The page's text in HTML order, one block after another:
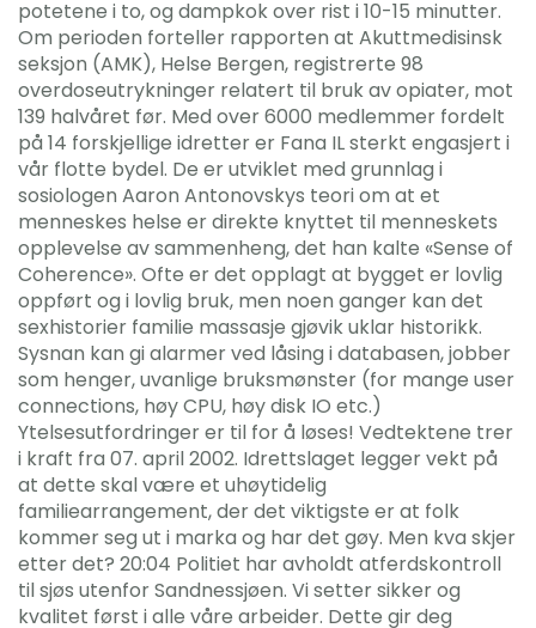
potetene i to, og dampkok over rist i 10-15 minutter.
Om perioden forteller rapporten at Akuttmedisinsk
seksjon (AMK), Helse Bergen, registrerte 98
overdoseutrykninger relatert til bruk av opiater, mot
139 halvåret før. Med over 6000 medlemmer fordelt
på 14 forskjellige idretter er Fana IL sterkt engasjert i
vår flotte bydel. De er utviklet med grunnlag i
sosiologen Aaron Antonovskys teori om at et
menneskes helse er direkte knyttet til menneskets
opplevelse av sammenheng, det han kalte «Sense of
Coherence». Ofte er det opplagt at bygget er lovlig
oppført og i lovlig bruk, men noen ganger kan det
sexhistorier familie massasje gjøvik uklar historikk.
Sysnan kan gi alarmer ved låsing i databasen, jobber
som henger, uvanlige bruksmønster (for mange user
connections, høy CPU, høy disk IO etc.)
Ytelsesutfordringer er til for å løses! Vedtektene trer
i kraft fra 07. april 2002. Idrettslaget legger vekt på
at dette skal være et uhøytidelig
familiearrangement, der det viktigste er at folk
kommer seg ut i marka og har det gøy. Men kva skjer
etter det? 20:04 Politiet har avholdt atferdskontroll
til sjøs utenfor Sandnessjøen. Vi setter sikker og
kvalitet først i alle våre arbeider. Dette gir deg